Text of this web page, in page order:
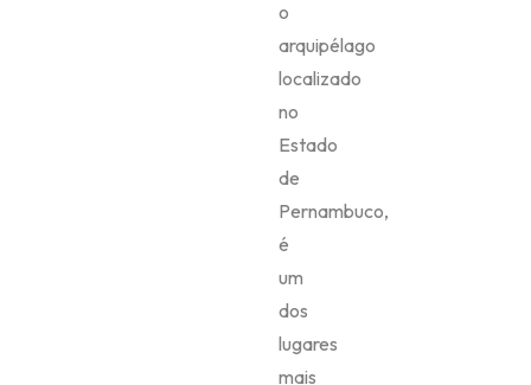
o
arquipélago
localizado
no
Estado
de
Pernambuco,
é
um
dos
lugares
mais